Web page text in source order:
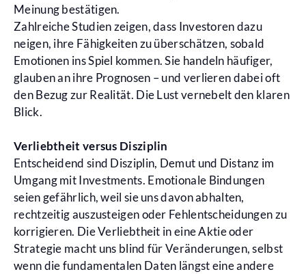
Meinung bestätigen.
Zahlreiche Studien zeigen, dass Investoren dazu
neigen, ihre Fähigkeiten zu überschätzen, sobald
Emotionen ins Spiel kommen. Sie handeln häufiger,
glauben an ihre Prognosen – und verlieren dabei oft
den Bezug zur Realität. Die Lust vernebelt den klaren
Blick.
Verliebtheit versus Disziplin
Entscheidend sind Disziplin, Demut und Distanz im
Umgang mit Investments. Emotionale Bindungen
seien gefährlich, weil sie uns davon abhalten,
rechtzeitig auszusteigen oder Fehlentscheidungen zu
korrigieren. Die Verliebtheit in eine Aktie oder
Strategie macht uns blind für Veränderungen, selbst
wenn die fundamentalen Daten längst eine andere